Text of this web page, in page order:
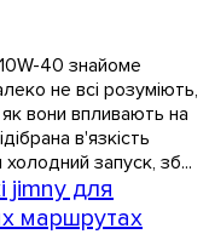
40 знайоме
не всі розуміють,
вони впливають на
в'язкість
запуск, зб...
jimny для
маршрутах